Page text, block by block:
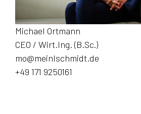
Michael Ortmann
CEO / Wirt.Ing. (B.Sc.)
mo@meinlschmidt.de
+49 171 9250161